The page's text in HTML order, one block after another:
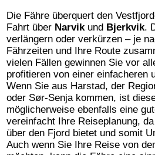
Die Fähre überquert den
Fahrt über Narvik und Bjerkvik.
verlängern oder verkürzen – je
Fährzeiten und Ihre Route
vielen Fällen gewinnen Sie vor
profitieren von einer einfacheren
Wenn Sie aus Harstad, der
oder Sør-Senja kommen, ist
möglicherweise ebenfalls eine
vereinfacht Ihre Reiseplanung,
über den Fjord bietet und somit
Auch wenn Sie Ihre Reise von